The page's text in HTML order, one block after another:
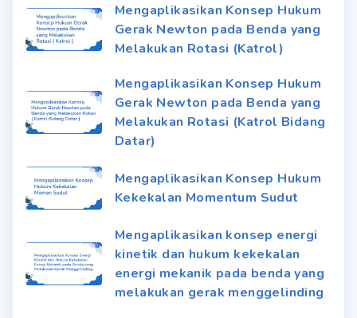
Mengaplikasikan Konsep Hukum
Gerak Newton pada Benda yang
Melakukan Rotasi (Katrol)
Mengaplikasikan Konsep Hukum
Gerak Newton pada Benda yang
Melakukan Rotasi (Katrol Bidang
Datar)
Mengaplikasikan Konsep Hukum
Kekekalan Momentum Sudut
Mengaplikasikan konsep energi
kinetik dan hukum kekekalan
energi mekanik pada benda yang
melakukan gerak menggelinding